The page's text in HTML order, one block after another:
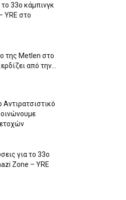
το 33ο κάμπινγκ
YRE στο
της Metlen στο
από την...
Αντιρατσιστικό
για το 33ο
Zone – YRE